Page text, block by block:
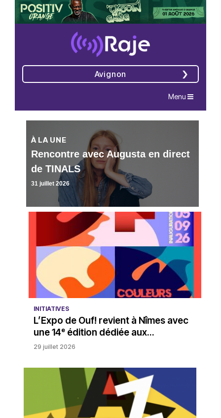
Avignon
Navigation
Menu
À LA UNE
Rencontre avec Augusta en direct
de TINALS
31 juillet 2026
INITIATIVES
L’Expo de Ouf! revient à Nîmes avec
une 14ᵉ édition dédiée aux...
29 juillet 2026